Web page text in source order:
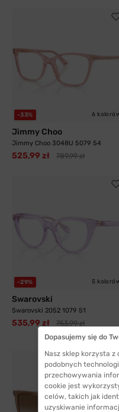
-33% 6
Jimmy Choo
Jimmy Choo 3048U 5079 54
525,99 zł 789,99 zł
-29% 5
Swarovski
Swarovski 2052 1079 51
535,99 zł 753,99 zł
Dopasujemy się do
Nasz sklep korzysta
podobnych
przechowywania
cookie jest
celów, takich jak
uzyskiwanie